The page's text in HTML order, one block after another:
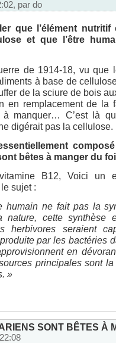
par do
que l’élément nutritif
et que l’être
de 1914-18, vu que
à base de
de la sciure de bois
en remplacement de la
à manquer… C’est là
digérait pas la cellulose.
bêtes à manger du
B12, Voici un
sujet :
humain ne fait pas la
nature, cette synthèse
herbivores seraient
par les bactéries
en
principales sont
»
SONT BÊTES À